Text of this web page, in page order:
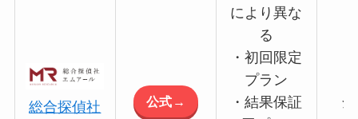
総合探偵社 公式→
により異な
る
・初回限定
プラン
・結果保証